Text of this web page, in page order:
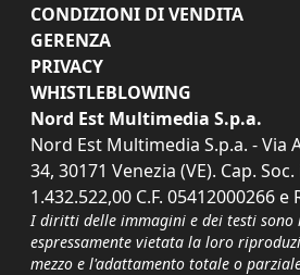
CONDIZIONI DI VENDITA
GERENZA
PRIVACY
WHISTLEBLOWING
Nord Est Multimedia S.p.a.
Nord Est Multimedia S.p.a. - Via
34, 30171 Venezia (VE). Cap.
1.432.522,00 C.F. 05412000266 e
I diritti delle immagini e dei testi sono
espressamente vietata la loro
mezzo e l'adattamento totale o